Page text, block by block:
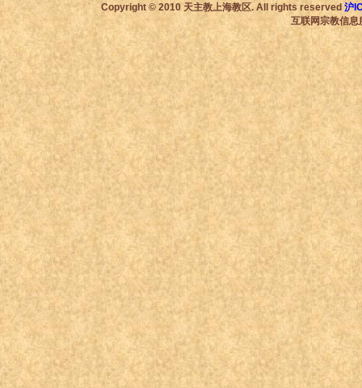
Copyright © 2010 天主教上海教区. All rights reserved 沪
互联网宗教信息服